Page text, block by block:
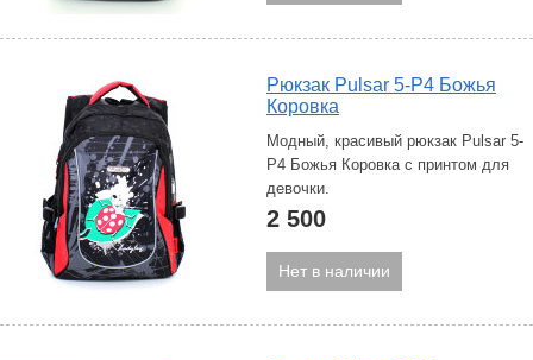
Рюкзак Pulsar 5-P4 Божья
Коровка
Модный, красивый рюкзак Pulsar 5-
P4 Божья Коровка с принтом для
девочки.
2 500
Нет в наличии